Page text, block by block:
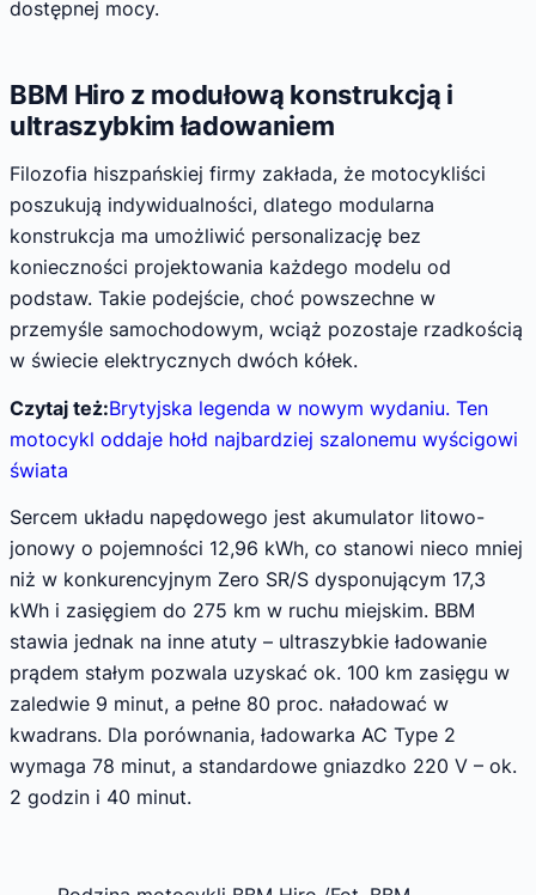
dostępnej mocy.
BBM Hiro z modułową konstrukcją i
ultraszybkim ładowaniem
Filozofia hiszpańskiej firmy zakłada, że motocykliści
poszukują indywidualności, dlatego modularna
konstrukcja ma umożliwić personalizację bez
konieczności projektowania każdego modelu od
podstaw. Takie podejście, choć powszechne w
przemyśle samochodowym, wciąż pozostaje rzadkością
w świecie elektrycznych dwóch kółek.
Czytaj też:Brytyjska legenda w nowym wydaniu. Ten
motocykl oddaje hołd najbardziej szalonemu wyścigowi
świata
Sercem układu napędowego jest akumulator litowo-
jonowy o pojemności 12,96 kWh, co stanowi nieco mniej
niż w konkurencyjnym Zero SR/S dysponującym 17,3
kWh i zasięgiem do 275 km w ruchu miejskim. BBM
stawia jednak na inne atuty – ultraszybkie ładowanie
prądem stałym pozwala uzyskać ok. 100 km zasięgu w
zaledwie 9 minut, a pełne 80 proc. naładować w
kwadrans. Dla porównania, ładowarka AC Type 2
wymaga 78 minut, a standardowe gniazdko 220 V – ok.
2 godzin i 40 minut.